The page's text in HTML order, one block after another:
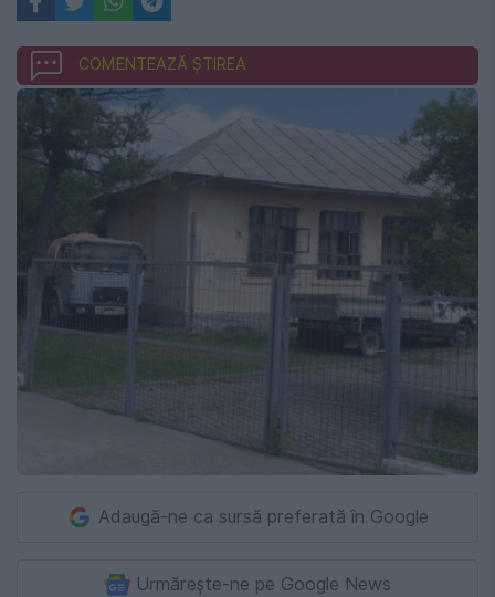
COMENTEAZĂ ȘTIREA
Adaugă-ne ca sursă preferată în Google
Urmărește-ne pe Google News